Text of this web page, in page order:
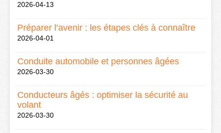
2026-04-13
Préparer l’avenir : les étapes clés à connaître
2026-04-01
Conduite automobile et personnes âgées
2026-03-30
Conducteurs âgés : optimiser la sécurité au
volant
2026-03-30